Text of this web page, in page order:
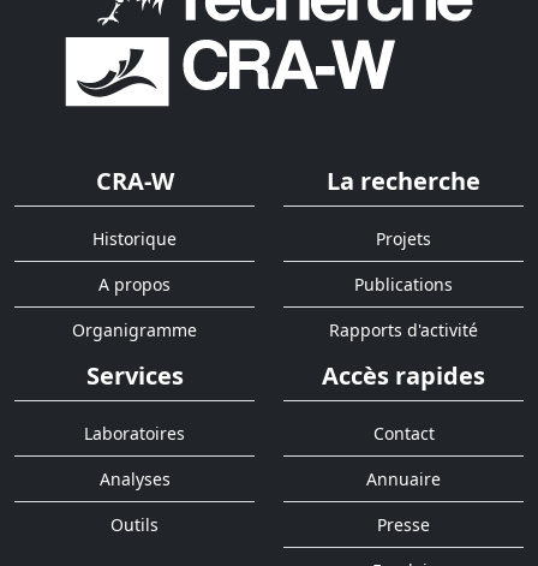
CRA-W
Historique
A propos
Organigramme
La recherche
Projets
Publications
Rapports d'activité
Services
Laboratoires
Analyses
Outils
Accès rapides
Contact
Annuaire
Presse